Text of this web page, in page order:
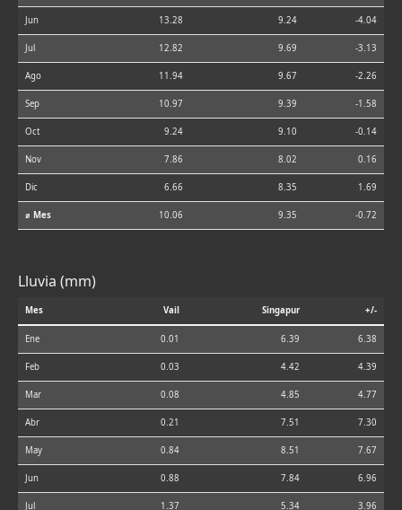
Jun 13.28 9.24 -4.04
Jul 12.82 9.69 -3.13
Ago 11.94 9.67 -2.26
Sep 10.97 9.39 -1.58
Oct 9.24 9.10 -0.14
Nov 7.86 8.02 0.16
Dic 6.66 8.35 1.69
⌀ Mes 10.06 9.35 -0.72
Lluvia (mm)
Mes Vail Singapur +/-
Ene 0.01 6.39 6.38
Feb 0.03 4.42 4.39
Mar 0.08 4.85 4.77
Abr 0.21 7.51 7.30
May 0.84 8.51 7.67
Jun 0.88 7.84 6.96
Jul 1.37 5.34 3.96